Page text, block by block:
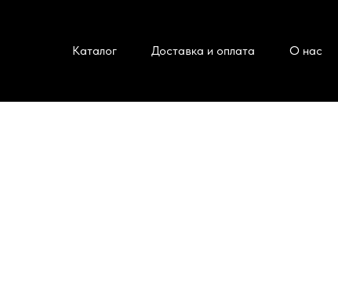
Каталог Доставка и оплата О нас